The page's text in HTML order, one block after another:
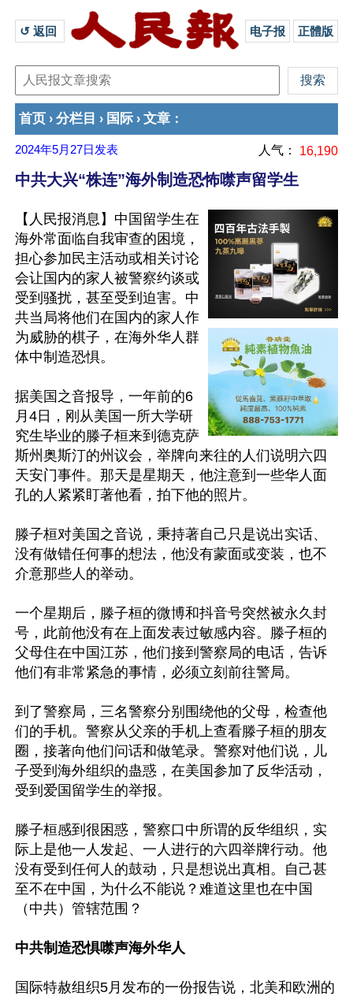
↺ 返回 电子报 正體版
首页 › 分栏目 › 国际 › 文章 ：
2024年5月27日 发表 人气： 16,190
中共大兴“株连”海外制造恐怖噤声留学生
【人民报消息】中国留学生在
海外常面临自我审查的困境，
担心参加民主活动或相关讨论
会让国内的家人被警察约谈或
受到骚扰，甚至受到迫害。中
共当局将他们在国内的家人作
为威胁的棋子，在海外华人群
体中制造恐惧。
据美国之音报导，一年前的6
月4日，刚从美国一所大学研
究生毕业的滕子桓来到德克萨
斯州奥斯汀的州议会，举牌向来往的人们说明六四
天安门事件。那天是星期天，他注意到一些华人面
孔的人紧紧盯著他看，拍下他的照片。
滕子桓对美国之音说，秉持著自己只是说出实话、
没有做错任何事的想法，他没有蒙面或变装，也不
介意那些人的举动。
一个星期后，滕子桓的微博和抖音号突然被永久封
号，此前他没有在上面发表过敏感内容。滕子桓的
父母住在中国江苏，他们接到警察局的电话，告诉
他们有非常紧急的事情，必须立刻前往警局。
到了警察局，三名警察分别围绕他的父母，检查他
们的手机。警察从父亲的手机上查看滕子桓的朋友
圈，接著向他们问话和做笔录。警察对他们说，儿
子受到海外组织的蛊惑，在美国参加了反华活动，
受到爱国留学生的举报。
滕子桓感到很困惑，警察口中所谓的反华组织，实
际上是他一人发起、一人进行的六四举牌行动。他
没有受到任何人的鼓动，只是想说出真相。自己甚
至不在中国，为什么不能说？难道这里也在中国
（中共）管辖范围？
中共制造恐惧噤声海外华人
国际特赦组织5月发布的一份报告说，北美和欧洲的